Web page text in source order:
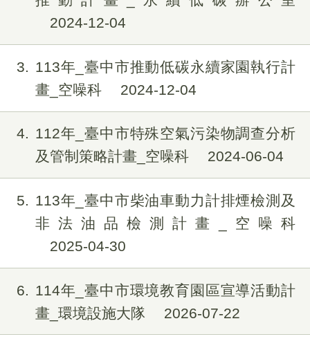
2024-12-04
3
113年_臺中市推動低碳永續家園執行計
畫_空噪科
2024-12-04
4
112年_臺中市特殊空氣污染物調查分析
及管制策略計畫_空噪科
2024-06-04
5
113年_臺中市柴油車動力計排煙檢測及
非法油品檢測計畫_空噪科
2025-04-30
6
114年_臺中市環境教育園區宣導活動計
畫_環境設施大隊
2026-07-22